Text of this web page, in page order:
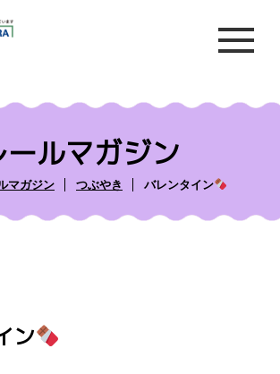
ールマガジン
マガジン つぶやき バレンタイン
ン